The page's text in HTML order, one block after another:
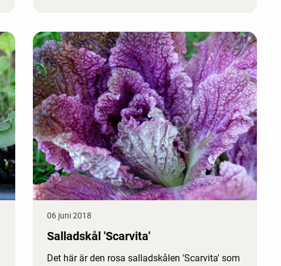
06 juni 2018
Salladskål 'Scarvita'
Det här är den rosa salladskålen 'Scarvita' som